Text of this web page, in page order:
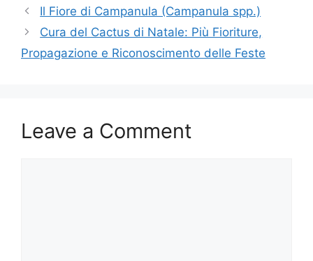
Il Fiore di Campanula (Campanula spp.)
Cura del Cactus di Natale: Più Fioriture,
Propagazione e Riconoscimento delle Feste
Leave a Comment